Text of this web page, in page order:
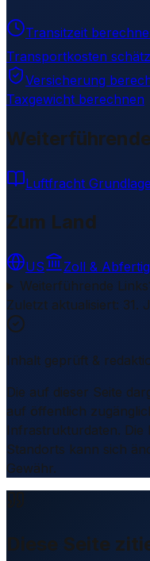
Transitzeit
Transportkosten
Versicherung
Taxgewicht berechnen
Luftfracht
Zum Land
US
Zoll &
Weiterführende Links
Zuletzt aktualisiert: 31.
Inhalt geprüft &
Die auf dieser Seite
auf öffentlich
Infrastrukturdaten. Die
Standorts kann sich
Gewähr.
Diese Seite